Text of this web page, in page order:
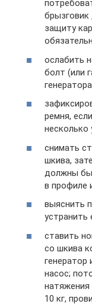
брызговик
защиту
ослабить
болт (или
ремня,
несколько
снимать
шкива,
должны
в профиле
выяснить
устранить
ставить
со шкива
насос;
натяжения
10 кг,